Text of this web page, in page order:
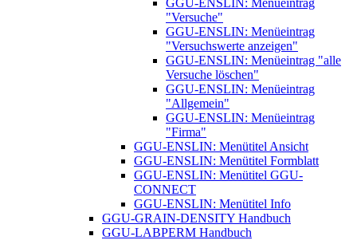
GGU-ENSLIN: Menüeintrag
"Versuche"
GGU-ENSLIN: Menüeintrag
"Versuchswerte anzeigen"
GGU-ENSLIN: Menüeintrag "alle
Versuche löschen"
GGU-ENSLIN: Menüeintrag
"Allgemein"
GGU-ENSLIN: Menüeintrag
"Firma"
GGU-ENSLIN: Menütitel Ansicht
GGU-ENSLIN: Menütitel Formblatt
GGU-ENSLIN: Menütitel GGU-
CONNECT
GGU-ENSLIN: Menütitel Info
GGU-GRAIN-DENSITY Handbuch
GGU-LABPERM Handbuch